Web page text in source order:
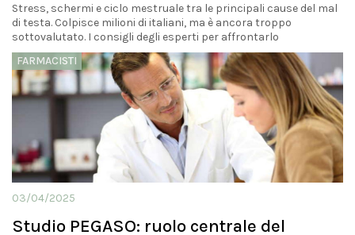
Stress, schermi e ciclo mestruale tra le principali cause del mal
di testa. Colpisce milioni di italiani, ma è ancora troppo
sottovalutato. I consigli degli esperti per affrontarlo
FARMACISTI
03/04/2025
Studio PEGASO: ruolo centrale del